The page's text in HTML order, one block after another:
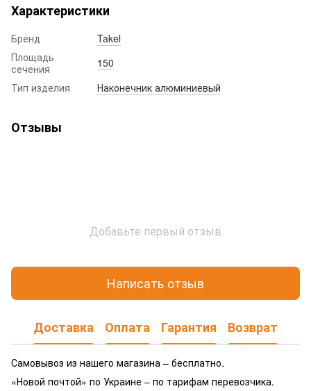
Характеристики
Бренд
Takel
Площадь
сечения
150
Тип изделия
Наконечник алюминиевый
Отзывы
Добавьте первый отзыв
Написать отзыв
Доставка Оплата Гарантия Возврат
Самовывоз из нашего магазина – бесплатно.
«Новой почтой» по Украине – по тарифам перевозчика.